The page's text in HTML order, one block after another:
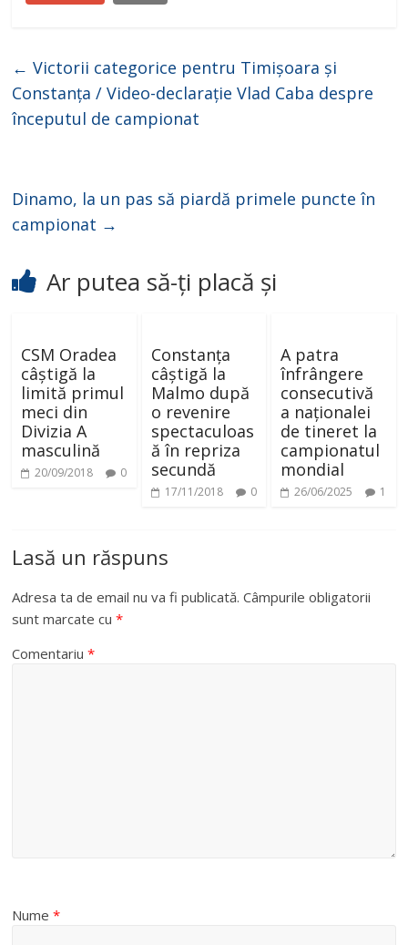
← Victorii categorice pentru Timișoara și
Constanța / Video-declarație Vlad Caba despre
începutul de campionat
Dinamo, la un pas să piardă primele puncte în
campionat →
Ar putea să-ți placă și
CSM Oradea
câștigă la
limită primul
meci din
Divizia A
masculină
20/09/2018 0
Constanța
câștigă la
Malmo după
o revenire
spectaculoas
ă în repriza
secundă
17/11/2018 0
A patra
înfrângere
consecutivă
a naționalei
de tineret la
campionatul
mondial
26/06/2025 1
Lasă un răspuns
Adresa ta de email nu va fi publicată. Câmpurile obligatorii
sunt marcate cu*
Comentariu*
Nume*